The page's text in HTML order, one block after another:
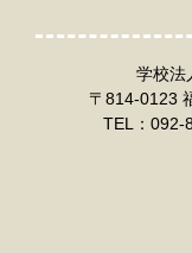
学校法
〒814-0123
TEL：